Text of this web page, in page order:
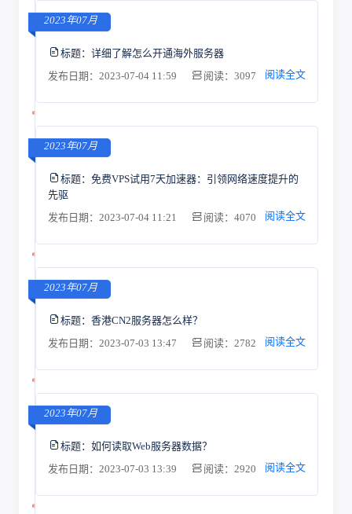
2023年07月
标题： 详细了解怎么开通海外服务器
发布日期：2023-07-04 11:59
阅读：3097 阅读全文
2023年07月
标题： 免费VPS试用7天加速器：引领网络速度提升的
先驱
发布日期：2023-07-04 11:21
阅读：4070 阅读全文
2023年07月
标题： 香港CN2服务器怎么样？
发布日期：2023-07-03 13:47
阅读：2782 阅读全文
2023年07月
标题： 如何读取Web服务器数据？
发布日期：2023-07-03 13:39
阅读：2920 阅读全文